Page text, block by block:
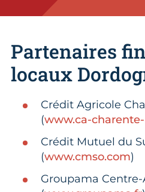
Partenaires
locaux
Crédit Agricole
(www.ca-
Crédit Mutuel du
(www.cmso.com)
Groupama